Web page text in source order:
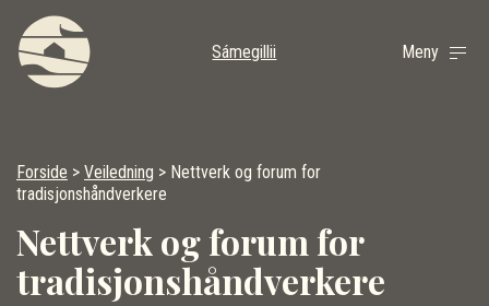
Sámegillii Meny
Forside > Veiledning > Nettverk og forum for
tradisjonshåndverkere
Nettverk og forum for
tradisjonshåndverkere